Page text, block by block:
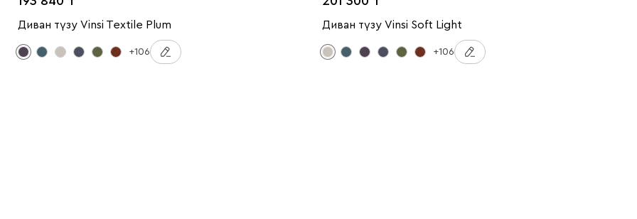
Диван түзу Vinsi Textile Plum
+106
Диван түзу Vinsi Soft Light
+106